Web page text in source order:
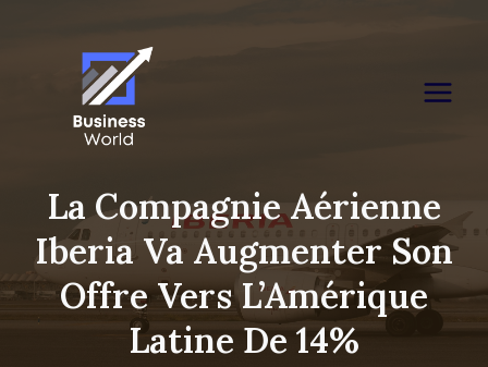
La Compagnie Aérienne
Iberia Va Augmenter Son
Offre Vers L’Amérique
Latine De 14%